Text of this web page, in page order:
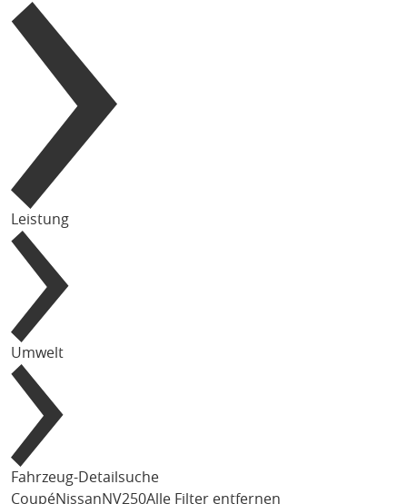
Leistung
Umwelt
Fahrzeug-Detailsuche
CoupéNissanNV250Alle Filter entfernen